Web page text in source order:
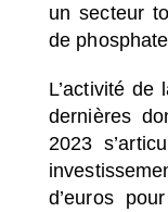
un secteur
de
L’activité de
dernières
2023
d’euros